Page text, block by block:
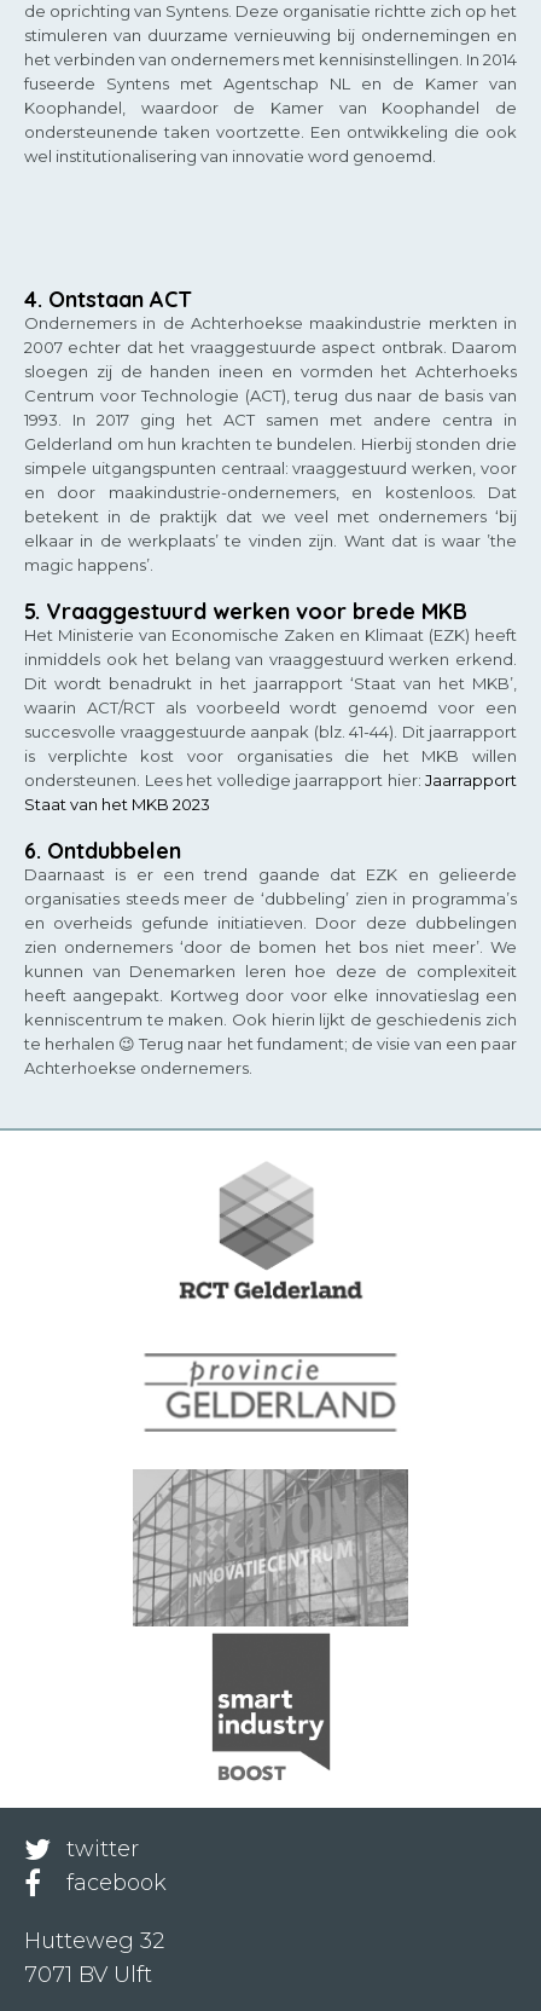
de oprichting van Syntens. Deze organisatie richtte zich op het
stimuleren van duurzame vernieuwing bij ondernemingen en
het verbinden van ondernemers met kennisinstellingen. In 2014
fuseerde Syntens met Agentschap NL en de Kamer van
Koophandel, waardoor de Kamer van Koophandel de
ondersteunende taken voortzette. Een ontwikkeling die ook
wel institutionalisering van innovatie word genoemd.
4. Ontstaan ACT
Ondernemers in de Achterhoekse maakindustrie merkten in
2007 echter dat het vraaggestuurde aspect ontbrak. Daarom
sloegen zij de handen ineen en vormden het Achterhoeks
Centrum voor Technologie (ACT), terug dus naar de basis van
1993. In 2017 ging het ACT samen met andere centra in
Gelderland om hun krachten te bundelen. Hierbij stonden drie
simpele uitgangspunten centraal: vraaggestuurd werken, voor
en door maakindustrie-ondernemers, en kostenloos. Dat
betekent in de praktijk dat we veel met ondernemers ‘bij
elkaar in de werkplaats’ te vinden zijn. Want dat is waar ’the
magic happens’.
5. Vraaggestuurd werken voor brede MKB
Het Ministerie van Economische Zaken en Klimaat (EZK) heeft
inmiddels ook het belang van vraaggestuurd werken erkend.
Dit wordt benadrukt in het jaarrapport ‘Staat van het MKB’,
waarin ACT/RCT als voorbeeld wordt genoemd voor een
succesvolle vraaggestuurde aanpak (blz. 41-44). Dit jaarrapport
is verplichte kost voor organisaties die het MKB willen
ondersteunen. Lees het volledige jaarrapport hier: Jaarrapport
Staat van het MKB 2023
6. Ontdubbelen
Daarnaast is er een trend gaande dat EZK en gelieerde
organisaties steeds meer de ‘dubbeling’ zien in programma’s
en overheids gefunde initiatieven. Door deze dubbelingen
zien ondernemers ‘door de bomen het bos niet meer’. We
kunnen van Denemarken leren hoe deze de complexiteit
heeft aangepakt. Kortweg door voor elke innovatieslag een
kenniscentrum te maken. Ook hierin lijkt de geschiedenis zich
te herhalen 😉 Terug naar het fundament; de visie van een paar
Achterhoekse ondernemers.
twitter
facebook
Hutteweg 32
7071 BV Ulft